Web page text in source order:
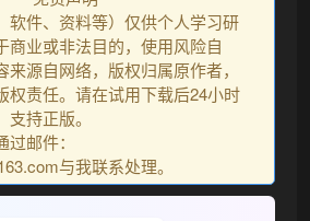
软件、资料等）仅供个人学习研
商业或非法目的，使用风险自
源自网络，版权归属原作者，
权责任。请在试用下载后24小时
持正版。
邮件：
与我联系处理。